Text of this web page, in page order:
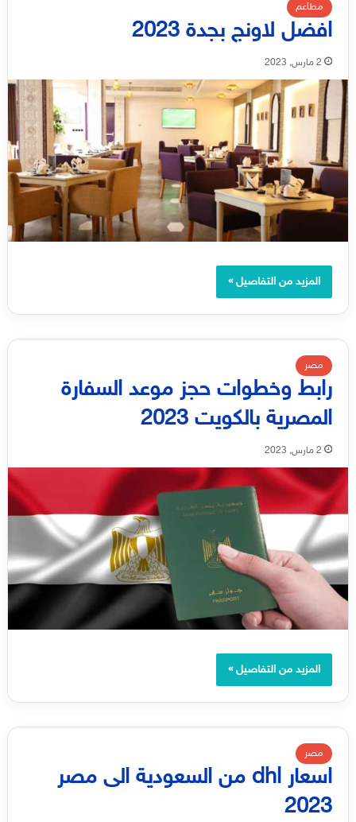
مطاعم
افضل لاونج بجدة 2023
2 مارس, 2023
المزيد من التفاصيل »
مصر
رابط وخطوات حجز موعد السفارة
المصرية بالكويت 2023
2 مارس, 2023
المزيد من التفاصيل »
مصر
اسعار dhl من السعودية الى مصر
2023